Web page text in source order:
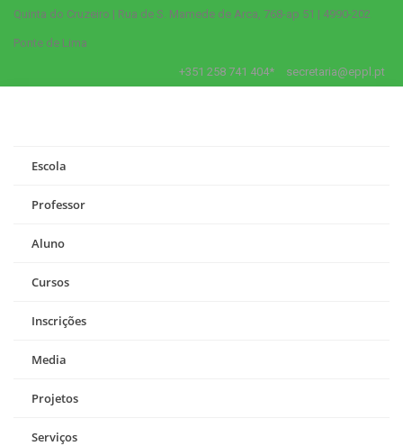
Quinta do Cruzeiro | Rua de S. Mamede de Arca, 768-ap 51 | 4990-202
Ponte de Lima
+351 258 741 404* secretaria@eppl.pt
Escola
Professor
Aluno
Cursos
Inscrições
Media
Projetos
Serviços